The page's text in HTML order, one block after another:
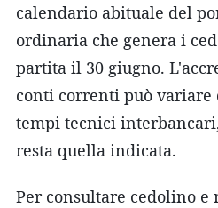
calendario abituale del
ordinaria che genera i
partita il 30 giugno.
conti correnti può variare
tempi tecnici
resta quella indicata.
Per consultare cedolino e